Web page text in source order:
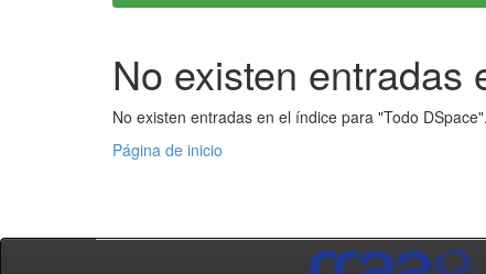
No existen entradas
No existen entradas en el índice para "Todo DSpace".
Página de inicio